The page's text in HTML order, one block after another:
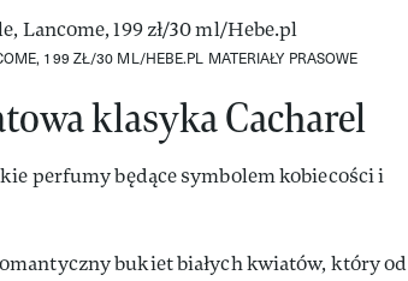
199 ZŁ/30 ML/HEBE.PL MATERIAŁY PRASOWE
klasyka Cacharel
perfumy będące symbolem kobiecości i
bukiet białych kwiatów, który od